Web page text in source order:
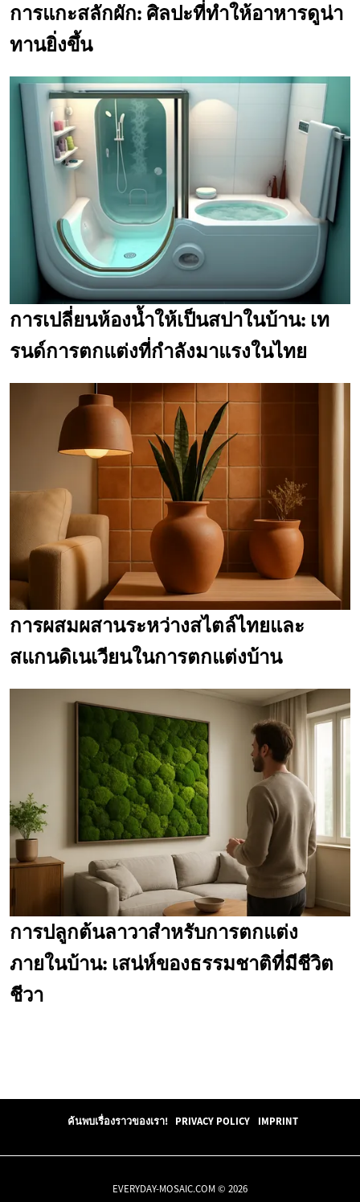
การแกะสลักผัก: ศิลปะที่ทำให้อาหารดูน่า
ทานยิ่งขึ้น
การเปลี่ยนห้องน้ำให้เป็นสปาในบ้าน: เท
รนด์การตกแต่งที่กำลังมาแรงในไทย
การผสมผสานระหว่างสไตล์ไทยและ
สแกนดิเนเวียนในการตกแต่งบ้าน
การปลูกต้นลาวาสำหรับการตกแต่ง
ภายในบ้าน: เสน่ห์ของธรรมชาติที่มีชีวิต
ชีวา
ค้นพบเรื่องราวของเรา! PRIVACY POLICY IMPRINT
EVERYDAY-MOSAIC.COM © 2026